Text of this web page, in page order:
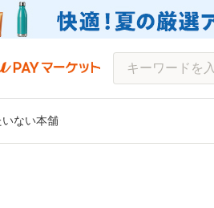
いない本舗